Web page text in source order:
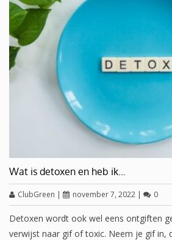
Wat is detoxen en heb ik…
ClubGreen | november 7, 2022 | 0
Detoxen wordt ook wel eens ontgiften
verwijst naar gif of toxic. Neem je gif in,